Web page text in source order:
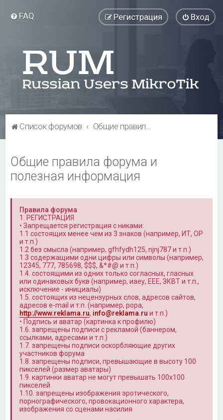
FAQ Вход
Регистрация
Список форумов Общие правила форума и полезная информация
Общие правила форума и
полезная информация
Правила форума
1. РЕГИСТРАЦИЯ
• Запрещается регистрация с никами:
1.1 состоящих менее чем из 3 знаков (например, ИТ, OP
и т.п.)
1.2 без смысла (например, gfhfydh125, njnj787 и т.п.)
1.3 содержащими одни цифры или символы (например,
12345, 777, 785698, $$$, &*#@ и т.п.)
1.4. состоящими из одних только согласных, гласных
или одинаковых букв (например, иаеу, ЕЕЕ, ЗКВТ и т.п.,
исключение - инициалы)
1.5. состоящих из нецензурных слов, адресов сайтов,
адресов e-mail и т.п. (например, popa,
http://www.reklama.ru, info@reklama.ru и т.п.)
• Подпись и аватар (картинка к профилю)
1.6. запрещены подписи с рекламой (баннером,
ссылками, адресами и т.п.)
1.7. запрещены подписи оскорбляющие других
участников форума
1.8. запрещены подписи, превышающие в высоту 100
пикселей (размер аватары)
1.9. картинки аватар не могут превышать 100x100
пикселей
1.10. запрещены изображения эротического,
порнографического, провокационного характера,
изображения со сценами насилия